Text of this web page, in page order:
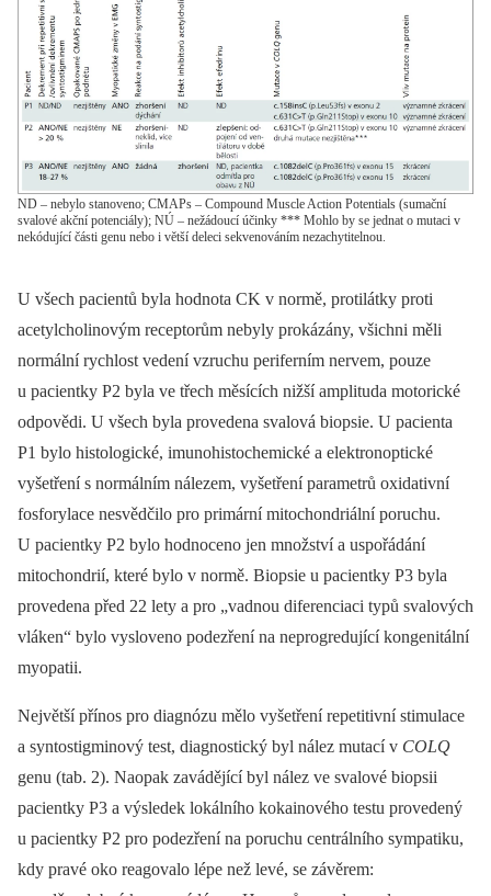
ND – nebylo stanoveno; CMAPs – Compound Muscle Action Potentials (sumační
svalové akční potenciály); NÚ – nežádoucí účinky *** Mohlo by se jednat o mutaci v
nekódující části genu nebo i větší deleci sekvenováním nezachytitelnou.
U všech pacientů byla hodnota CK v normě, protilátky proti
acetylcholinovým receptorům nebyly prokázány, všichni měli
normální rychlost vedení vzruchu periferním nervem, pouze
u pacientky P2 byla ve třech měsících nižší amplituda motorické
odpovědi. U všech byla provedena svalová biopsie. U pacienta
P1 bylo histologické, imunohistochemické a elektronoptické
vyšetření s normálním nálezem, vyšetření parametrů oxidativní
fosforylace nesvědčilo pro primární mitochondriální poruchu.
U pacientky P2 bylo hodnoceno jen množství a uspořádání
mitochondrií, které bylo v normě. Biopsie u pacientky P3 byla
provedena před 22 lety a pro „vadnou diferenciaci typů svalových
vláken“ bylo vysloveno podezření na neprogredující kongenitální
myopatii.
Největší přínos pro diagnózu mělo vyšetření repetitivní stimulace
a syntostigminový test, diagnostický byl nález mutací v COLQ
genu (tab. 2). Naopak zavádějící byl nález ve svalové biopsii
pacientky P3 a výsledek lokálního kokainového testu provedený
u pacientky P2 pro podezření na poruchu centrálního sympatiku,
kdy pravé oko reagovalo lépe než levé, se závěrem: